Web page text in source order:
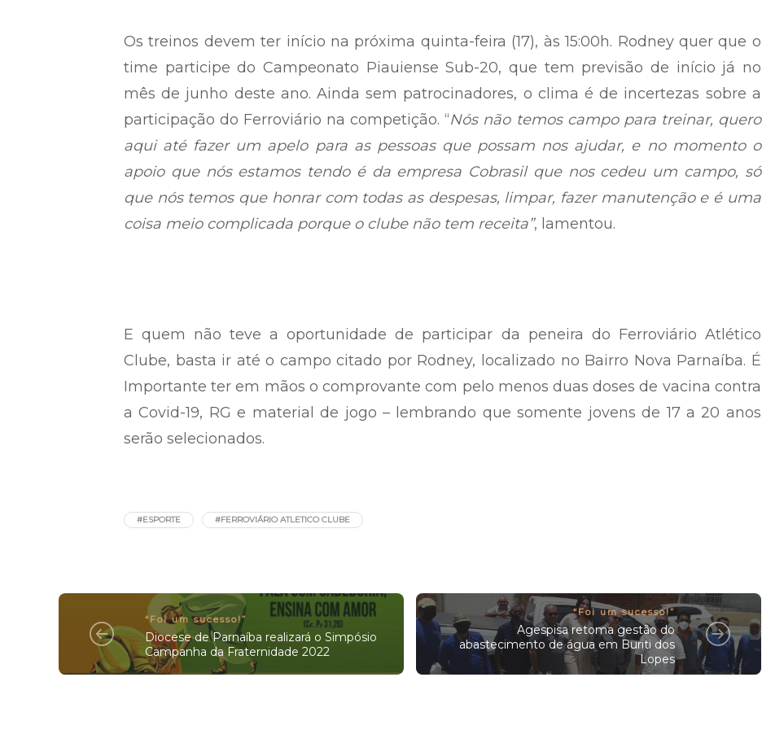
Os treinos devem ter início na próxima quinta-feira (17), às 15:00h. Rodney quer que o
time participe do Campeonato Piauiense Sub-20, que tem previsão de início já no
mês de junho deste ano. Ainda sem patrocinadores, o clima é de incertezas sobre a
participação do Ferroviário na competição. “Nós não temos campo para treinar, quero
aqui até fazer um apelo para as pessoas que possam nos ajudar, e no momento o
apoio que nós estamos tendo é da empresa Cobrasil que nos cedeu um campo, só
que nós temos que honrar com todas as despesas, limpar, fazer manutenção e é uma
coisa meio complicada porque o clube não tem receita”, lamentou.
E quem não teve a oportunidade de participar da peneira do Ferroviário Atlético
Clube, basta ir até o campo citado por Rodney, localizado no Bairro Nova Parnaíba. É
Importante ter em mãos o comprovante com pelo menos duas doses de vacina contra
a Covid-19, RG e material de jogo – lembrando que somente jovens de 17 a 20 anos
serão selecionados.
#ESPORTE #FERROVIÁRIO ATLETICO CLUBE
“Foi um sucesso!”
Diocese de Parnaíba realizará o Simpósio
Campanha da Fraternidade 2022
“Foi um sucesso!”
Agespisa retoma gestão do
abastecimento de água em Buriti dos
Lopes